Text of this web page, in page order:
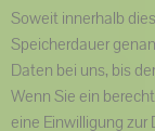
Soweit innerhalb
Speicherdauer
Daten bei uns, bis
Wenn Sie ein
eine Einwilligung